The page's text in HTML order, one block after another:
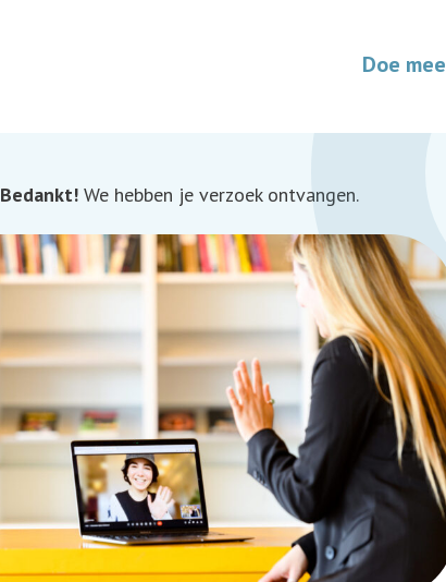
Doe mee
Bedankt!We hebben je verzoek ontvangen.